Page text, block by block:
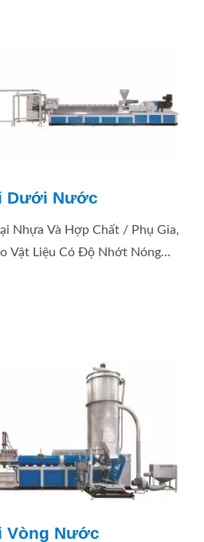
Dưới Nước
Nhựa Và Hợp Chất / Phụ Gia,
Vật Liệu Có Độ Nhớt Nóng
Vòng Nước